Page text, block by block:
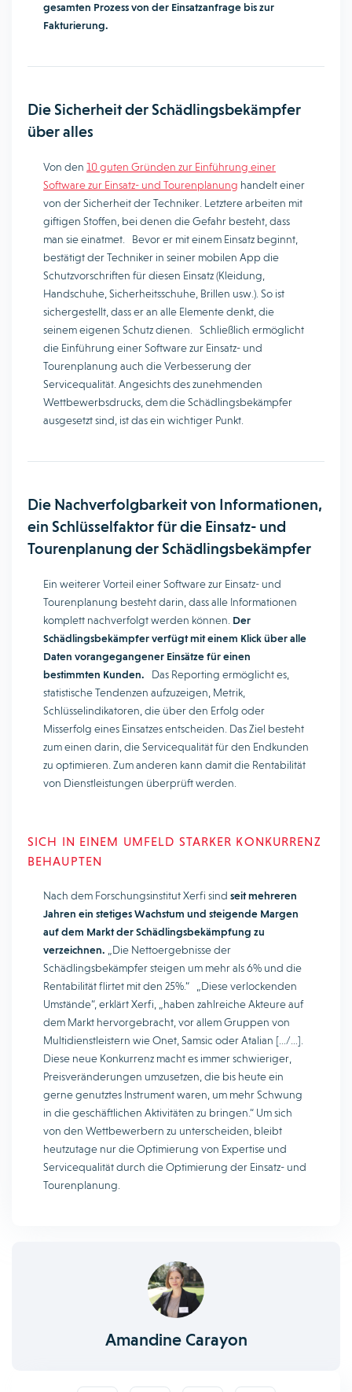
gesamten Prozess von der Einsatzanfrage bis zur
Fakturierung.
Die Sicherheit der Schädlingsbekämpfer
über alles
Von den 10 guten Gründen zur Einführung einer
Software zur Einsatz- und Tourenplanung handelt einer
von der Sicherheit der Techniker. Letztere arbeiten mit
giftigen Stoffen, bei denen die Gefahr besteht, dass
man sie einatmet. Bevor er mit einem Einsatz beginnt,
bestätigt der Techniker in seiner mobilen App die
Schutzvorschriften für diesen Einsatz (Kleidung,
Handschuhe, Sicherheitsschuhe, Brillen usw.). So ist
sichergestellt, dass er an alle Elemente denkt, die
seinem eigenen Schutz dienen. Schließlich ermöglicht
die Einführung einer Software zur Einsatz- und
Tourenplanung auch die Verbesserung der
Servicequalität. Angesichts des zunehmenden
Wettbewerbsdrucks, dem die Schädlingsbekämpfer
ausgesetzt sind, ist das ein wichtiger Punkt.
Die Nachverfolgbarkeit von Informationen,
ein Schlüsselfaktor für die Einsatz- und
Tourenplanung der Schädlingsbekämpfer
Ein weiterer Vorteil einer Software zur Einsatz- und
Tourenplanung besteht darin, dass alle Informationen
komplett nachverfolgt werden können. Der
Schädlingsbekämpfer verfügt mit einem Klick über alle
Daten vorangegangener Einsätze für einen
bestimmten Kunden. Das Reporting ermöglicht es,
statistische Tendenzen aufzuzeigen, Metrik,
Schlüsselindikatoren, die über den Erfolg oder
Misserfolg eines Einsatzes entscheiden. Das Ziel besteht
zum einen darin, die Servicequalität für den Endkunden
zu optimieren. Zum anderen kann damit die Rentabilität
von Dienstleistungen überprüft werden.
SICH IN EINEM UMFELD STARKER KONKURRENZ
BEHAUPTEN
Nach dem Forschungsinstitut Xerfi sind seit mehreren
Jahren ein stetiges Wachstum und steigende Margen
auf dem Markt der Schädlingsbekämpfung zu
verzeichnen. „Die Nettoergebnisse der
Schädlingsbekämpfer steigen um mehr als 6% und die
Rentabilität flirtet mit den 25%.“ „Diese verlockenden
Umstände“, erklärt Xerfi, „haben zahlreiche Akteure auf
dem Markt hervorgebracht, vor allem Gruppen von
Multidienstleistern wie Onet, Samsic oder Atalian […/…].
Diese neue Konkurrenz macht es immer schwieriger,
Preisveränderungen umzusetzen, die bis heute ein
gerne genutztes Instrument waren, um mehr Schwung
in die geschäftlichen Aktivitäten zu bringen.“ Um sich
von den Wettbewerbern zu unterscheiden, bleibt
heutzutage nur die Optimierung von Expertise und
Servicequalität durch die Optimierung der Einsatz- und
Tourenplanung.
Amandine Carayon